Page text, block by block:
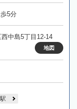
5分
西中島5丁目12-14
地図